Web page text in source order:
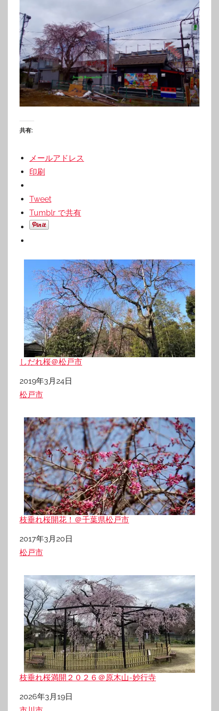
共有:
メールアドレス
印刷
Tweet
Tumblr で共有
しだれ桜＠松戸市
日付
2019年3月24日
関連理由
松戸市
枝垂れ桜開花！＠千葉県松戸市
日付
2017年3月20日
関連理由
松戸市
枝垂れ桜満開２０２６＠原木山-妙行寺
日付
2026年3月19日